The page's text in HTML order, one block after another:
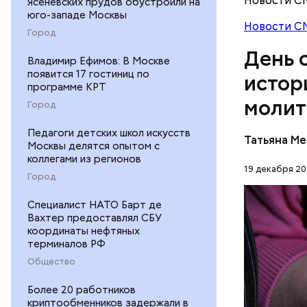
юго-западе Москвы
Город
Владимир Ефимов: В Москве
появится 17 гостиниц по
программе КРТ
Город
Педагоги детских школ искусств
Москвы делятся опытом с
коллегами из регионов
Город
Cпециалист НАТО Барт де
Вахтер предоставлял СБУ
координаты нефтяных
терминалов РФ
Общество
Более 20 работников
криптообменников задержали в
Новости
День
Татьяна
19 декабря
очень
ЦЕРКОВЬ
1 кг
мелко
к ним
10-15
тушить в